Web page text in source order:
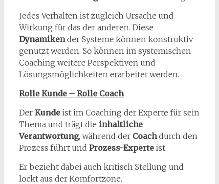
Jedes Verhalten ist zugleich Ursache und
Wirkung für das der anderen. Diese
Dynamikender Systeme können konstruktiv
genutzt werden. So können im systemischen
Coaching weitere Perspektiven und
Lösungsmöglichkeiten erarbeitet werden.
Rolle Kunde – Rolle Coach
Der Kundeist im Coaching der Experte für sein
Thema und trägt die inhaltliche
Verantwortung, während der Coachdurch den
Prozess führt und Prozess-Experteist.
Er bezieht dabei auch kritisch Stellung und
lockt aus der Komfortzone.